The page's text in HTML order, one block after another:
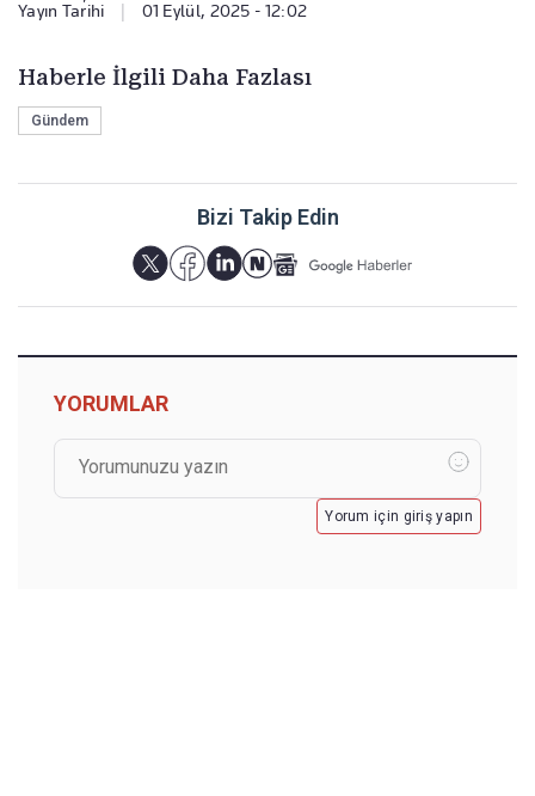
Yayın Tarihi 01 Eylül, 2025 - 12:02
Haberle İlgili Daha Fazlası
Gündem
Bizi Takip Edin
YORUMLAR
Yorum için giriş yapın